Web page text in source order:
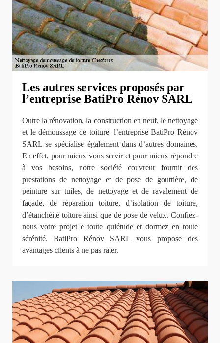
Les autres services proposés par
l’entreprise BatiPro Rénov SARL
Outre la rénovation, la construction en neuf, le nettoyage
et le démoussage de toiture, l’entreprise BatiPro Rénov
SARL se spécialise également dans d’autres domaines.
En effet, pour mieux vous servir et pour mieux répondre
à vos besoins, notre société couvreur fournit des
prestations de nettoyage et de pose de gouttière, de
peinture sur tuiles, de nettoyage et de ravalement de
façade, de réparation toiture, d’isolation de toiture,
d’étanchéité toiture ainsi que de pose de velux. Confiez-
nous votre projet e toute quiétude et dormez en toute
sérénité. BatiPro Rénov SARL vous propose des
avantages clients à ne pas rater.